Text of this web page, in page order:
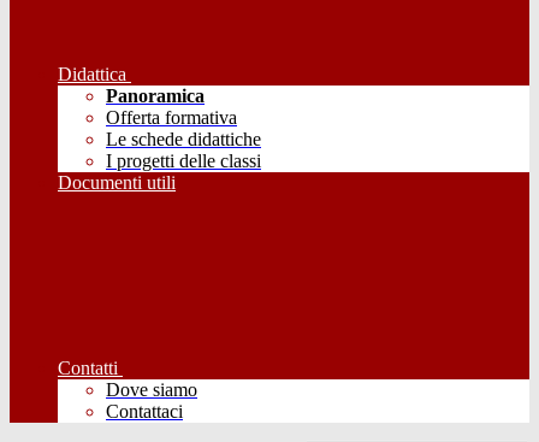
Didattica
Panoramica
Offerta formativa
Le schede didattiche
I progetti delle classi
Documenti utili
Contatti
Dove siamo
Contattaci